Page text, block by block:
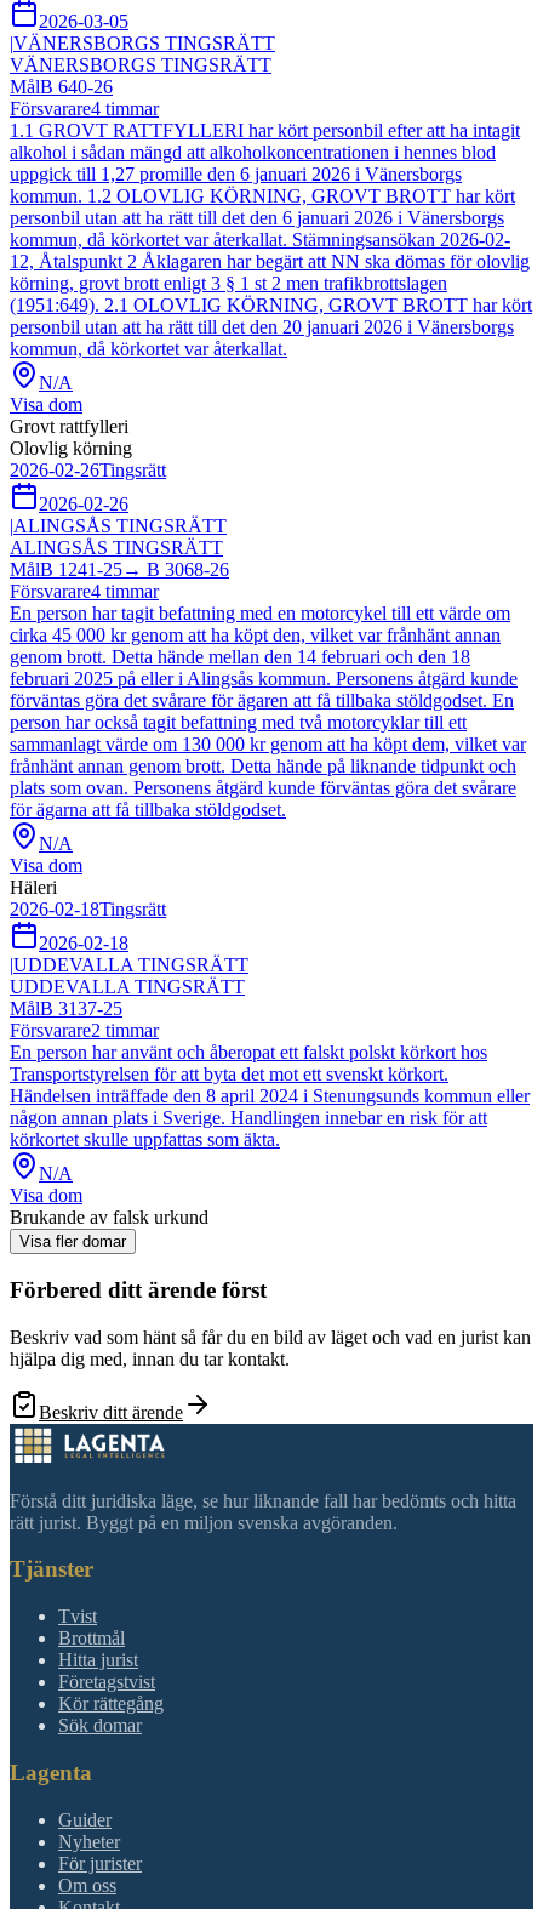
2026-03-05
|VÄNERSBORGS TINGSRÄTT
VÄNERSBORGS TINGSRÄTT
MålB 640-26
Försvarare4 timmar
1.1 GROVT RATTFYLLERI har kört personbil efter att ha intagit
alkohol i sådan mängd att alkoholkoncentrationen i hennes blod
uppgick till 1,27 promille den 6 januari 2026 i Vänersborgs
kommun. 1.2 OLOVLIG KÖRNING, GROVT BROTT har kört
personbil utan att ha rätt till det den 6 januari 2026 i Vänersborgs
kommun, då körkortet var återkallat. Stämningsansökan 2026-02-
12, Åtalspunkt 2 Åklagaren har begärt att NN ska dömas för olovlig
körning, grovt brott enligt 3 § 1 st 2 men trafikbrottslagen
(1951:649). 2.1 OLOVLIG KÖRNING, GROVT BROTT har kört
personbil utan att ha rätt till det den 20 januari 2026 i Vänersborgs
kommun, då körkortet var återkallat.
N/A
Visa dom
Grovt rattfylleri
Olovlig körning
2026-02-26Tingsrätt
2026-02-26
|ALINGSÅS TINGSRÄTT
ALINGSÅS TINGSRÄTT
MålB 1241-25→ B 3068-26
Försvarare4 timmar
En person har tagit befattning med en motorcykel till ett värde om
cirka 45 000 kr genom att ha köpt den, vilket var frånhänt annan
genom brott. Detta hände mellan den 14 februari och den 18
februari 2025 på eller i Alingsås kommun. Personens åtgärd kunde
förväntas göra det svårare för ägaren att få tillbaka stöldgodset. En
person har också tagit befattning med två motorcyklar till ett
sammanlagt värde om 130 000 kr genom att ha köpt dem, vilket var
frånhänt annan genom brott. Detta hände på liknande tidpunkt och
plats som ovan. Personens åtgärd kunde förväntas göra det svårare
för ägarna att få tillbaka stöldgodset.
N/A
Visa dom
Häleri
2026-02-18Tingsrätt
2026-02-18
|UDDEVALLA TINGSRÄTT
UDDEVALLA TINGSRÄTT
MålB 3137-25
Försvarare2 timmar
En person har använt och åberopat ett falskt polskt körkort hos
Transportstyrelsen för att byta det mot ett svenskt körkort.
Händelsen inträffade den 8 april 2024 i Stenungsunds kommun eller
någon annan plats i Sverige. Handlingen innebar en risk för att
körkortet skulle uppfattas som äkta.
N/A
Visa dom
Brukande av falsk urkund
Visa fler domar
Förbered ditt ärende först
Beskriv vad som hänt så får du en bild av läget och vad en jurist kan
hjälpa dig med, innan du tar kontakt.
Beskriv ditt ärende
Förstå ditt juridiska läge, se hur liknande fall har bedömts och hitta
rätt jurist. Byggt på en miljon svenska avgöranden.
Tjänster
Tvist
Brottmål
Hitta jurist
Företagstvist
Kör rättegång
Sök domar
Lagenta
Guider
Nyheter
För jurister
Om oss